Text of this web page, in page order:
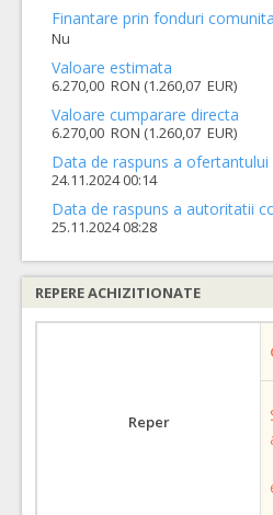
Finantare prin fonduri
Nu
Valoare estimata
6.270,00 RON (1.260,07 EUR)
Valoare cumparare directa
6.270,00 RON (1.260,07 EUR)
Data de raspuns a ofertantului
24.11.2024 00:14
Data de raspuns a autoritatii
25.11.2024 08:28
REPERE ACHIZITIONATE
Reper